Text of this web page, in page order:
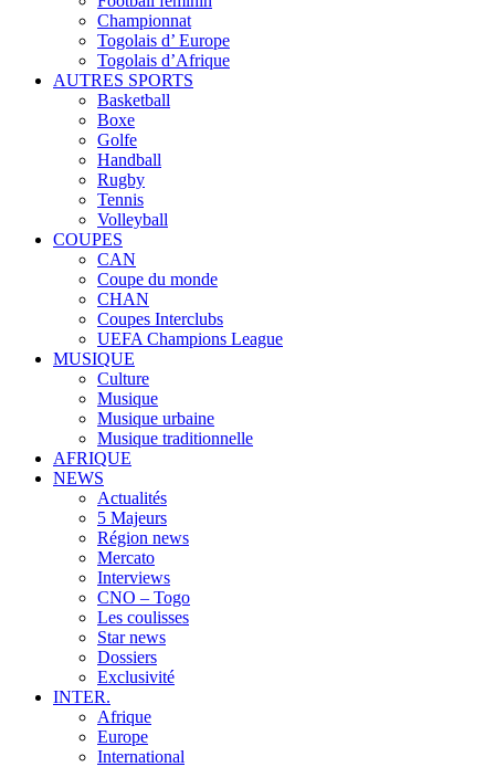
Championnat
Togolais d’ Europe
Togolais d’Afrique
AUTRES SPORTS
Basketball
Boxe
Golfe
Handball
Rugby
Tennis
Volleyball
COUPES
CAN
Coupe du monde
CHAN
Coupes Interclubs
UEFA Champions League
MUSIQUE
Culture
Musique
Musique urbaine
Musique traditionnelle
AFRIQUE
NEWS
Actualités
5 Majeurs
Région news
Mercato
Interviews
CNO – Togo
Les coulisses
Star news
Dossiers
Exclusivité
INTER.
Afrique
Europe
International